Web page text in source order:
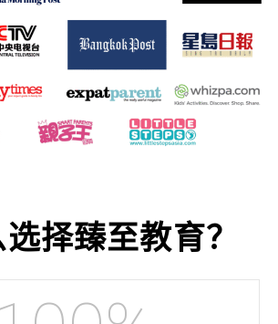
择臻至教育？